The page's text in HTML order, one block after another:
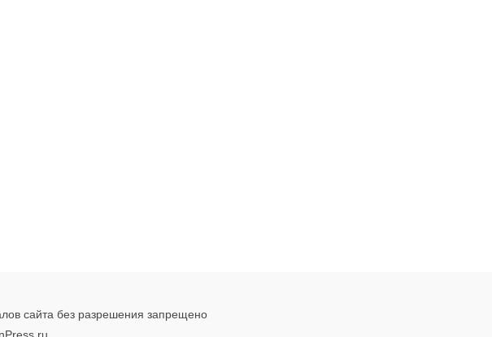
сайта без разрешения запрещено